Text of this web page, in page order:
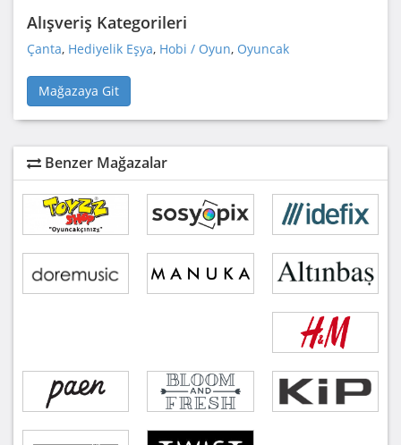
Alışveriş Kategorileri
Çanta, Hediyelik Eşya, Hobi / Oyun, Oyuncak
Mağazaya Git
Benzer Mağazalar